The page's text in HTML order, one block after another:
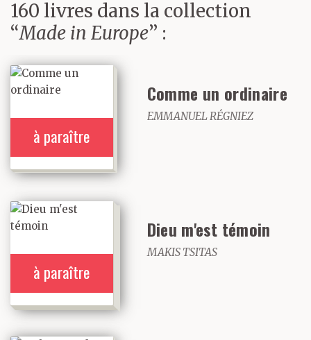
160 livres dans la collection
“Made in Europe” :
à paraître
Comme un ordinaire
EMMANUEL RÉGNIEZ
à paraître
Dieu m'est témoin
MAKIS TSITAS